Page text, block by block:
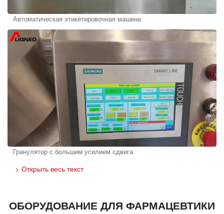
Автоматическая этикетировочная машина
Гранулятор с большим усилием сдвига
Открыть весь текст
ОБОРУДОВАНИЕ ДЛЯ ФАРМАЦЕВТИКИ